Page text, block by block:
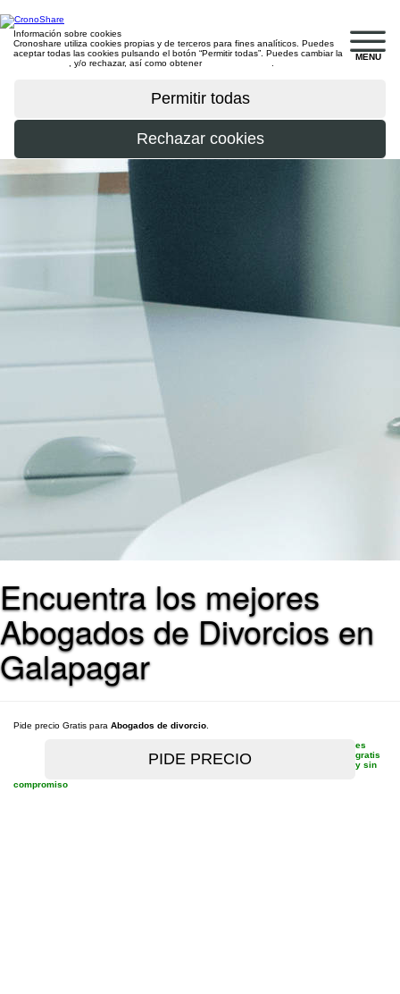
MENU
Información sobre cookies
Cronoshare utiliza cookies propias y de terceros para fines analíticos. Puedes
aceptar todas las cookies pulsando el botón “Permitir todas”. Puedes cambiar la
, y/o rechazar, así como obtener
Encuentra los mejores
Abogados de Divorcios en
Galapagar
Pide precio Gratis para Abogados de divorcio
es
gratis
y sin
compromiso